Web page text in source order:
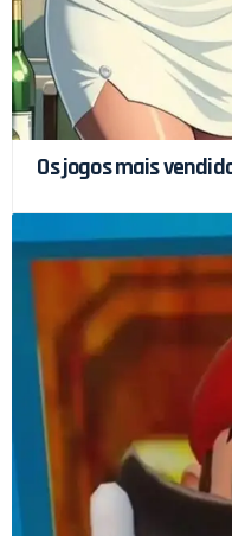
Os jogos mais